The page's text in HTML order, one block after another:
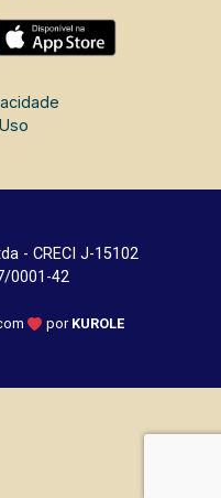
- CRECI J-15102
0001-42
por KUROLE